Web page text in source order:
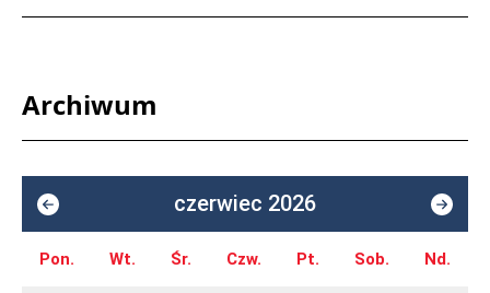
Archiwum
czerwiec 2026
Pon. Wt. Śr. Czw. Pt. Sob. Nd.